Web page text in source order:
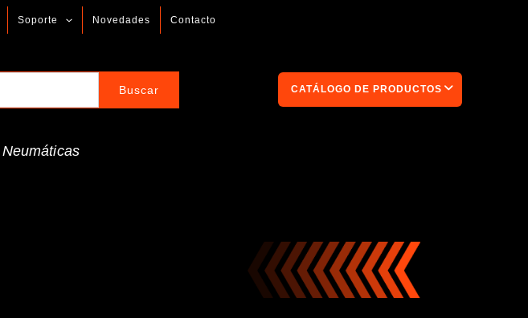
Soporte Novedades Contacto
CATÁLOGO DE PRODUCTOS
Neumáticas